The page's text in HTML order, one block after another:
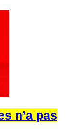
n’a pas